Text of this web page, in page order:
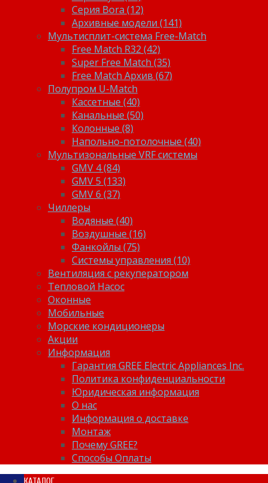
Серия Bora (12)
Архивные модели (141)
Мультисплит-система Free-Match
Free Match R32 (42)
Super Free Match (35)
Free Match Архив (67)
Полупром U-Match
Кассетные (40)
Канальные (50)
Колонные (8)
Напольно-потолочные (40)
Мультизональные VRF системы
GMV 4 (84)
GMV 5 (133)
GMV 6 (37)
Чиллеры
Водяные (40)
Воздушные (16)
Фанкойлы (75)
Системы управления (10)
Вентиляция с рекуператором
Тепловой Насос
Оконные
Мобильные
Морские кондиционеры
Акции
Информация
Гарантия GREE Electric Appliances Inc.
Политика конфиденциальности
Юридическая информация
О нас
Информация о доставке
Монтаж
Почему GREE?
Способы Оплаты